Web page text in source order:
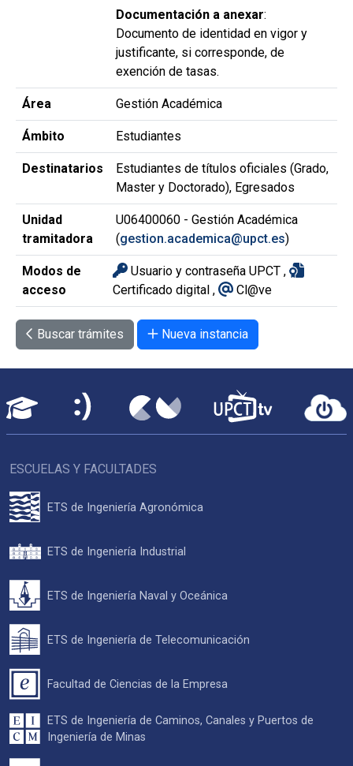
Documentación a anexar:
Documento de identidad en vigor y
justificante, si corresponde, de
exención de tasas.
Área Gestión Académica
Ámbito Estudiantes
Destinatarios
Estudiantes de títulos oficiales (Grado,
Master y Doctorado), Egresados
Unidad
tramitadora
U06400060 - Gestión Académica
(gestion.academica@upct.es)
Modos de
acceso
Usuario y contraseña UPCT ,
Certificado digital , Cl@ve
Buscar trámites Nueva instancia
ESCUELAS Y FACULTADES
ETS de Ingeniería Agronómica
ETS de Ingeniería Industrial
ETS de Ingeniería Naval y Oceánica
ETS de Ingeniería de Telecomunicación
Facultad de Ciencias de la Empresa
ETS de Ingeniería de Caminos, Canales y Puertos de
Ingeniería de Minas